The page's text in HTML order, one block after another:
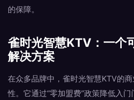
的保障。
雀时光智慧KTV：一个
解决方案
在众多品牌中，雀时光智慧KTV的
性。它通过“零加盟费”政策降低入